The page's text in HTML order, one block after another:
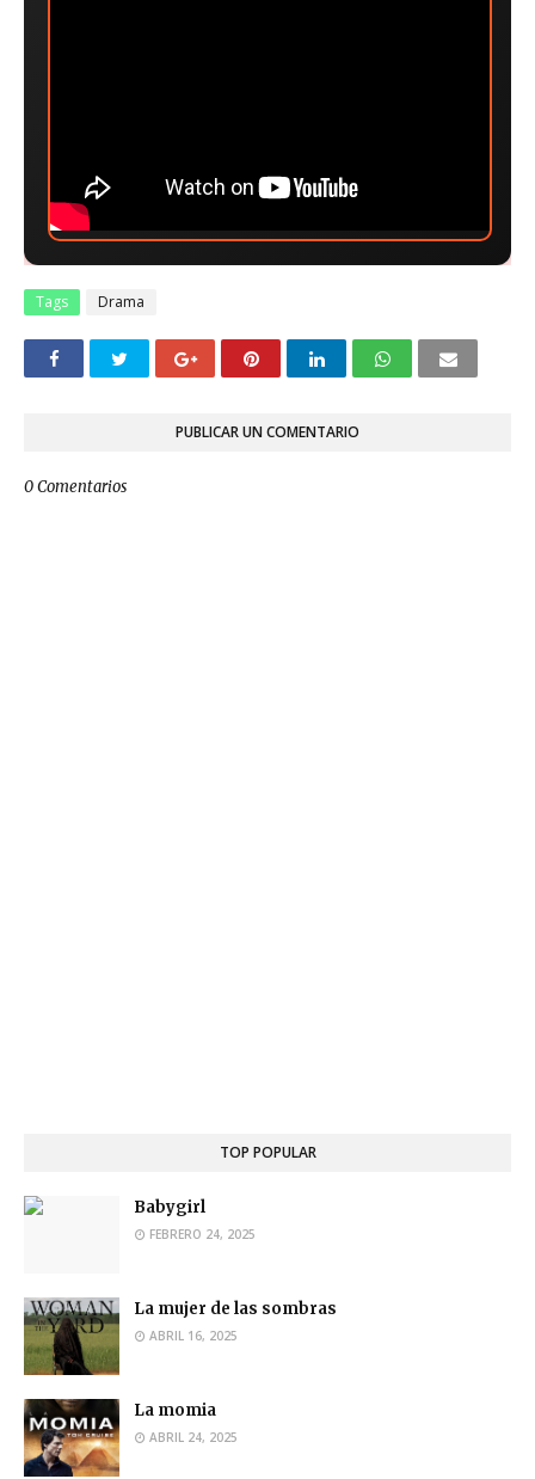
Tags Drama
PUBLICAR UN COMENTARIO
0 Comentarios
TOP POPULAR
Babygirl
FEBRERO 24, 2025
La mujer de las sombras
ABRIL 16, 2025
La momia
ABRIL 24, 2025